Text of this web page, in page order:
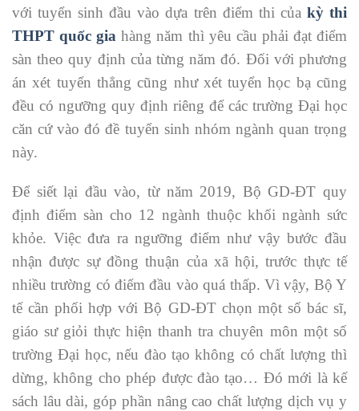
với tuyển sinh đầu vào dựa trên điểm thi của kỳ thi
THPT quốc gia hàng năm thì yêu cầu phải đạt điểm
sàn theo quy định của từng năm đó. Đối với phương
án xét tuyển thẳng cũng như xét tuyển học bạ cũng
đều có ngưỡng quy định riêng để các trường Đại học
căn cứ vào đó đề tuyển sinh nhóm ngành quan trọng
này.
Để siết lại đầu vào, từ năm 2019, Bộ GD-ĐT quy
định điểm sàn cho 12 ngành thuộc khối ngành sức
khỏe. Việc đưa ra ngưỡng điểm như vậy bước đầu
nhận được sự đồng thuận của xã hội, trước thực tế
nhiều trường có điểm đầu vào quá thấp. Vì vậy, Bộ Y
tế cần phối hợp với Bộ GD-ĐT chọn một số bác sĩ,
giáo sư giỏi thực hiện thanh tra chuyên môn một số
trường Đại học, nếu đào tạo không có chất lượng thì
dừng, không cho phép được đào tạo… Đó mới là kế
sách lâu dài, góp phần nâng cao chất lượng dịch vụ y